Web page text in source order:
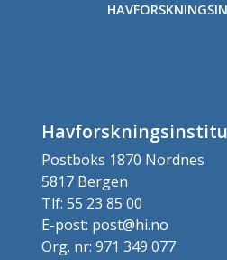
Postboks 1870 Nordnes
5817 Bergen
Tlf: 55 23 85 00
E-post: post@hi.no
Org. nr: 971 349 077